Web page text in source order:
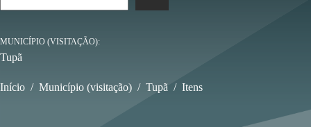
MUNICÍPIO (VISITAÇÃO)
Tupã
Início / Município (visitação) / Tupã / Itens